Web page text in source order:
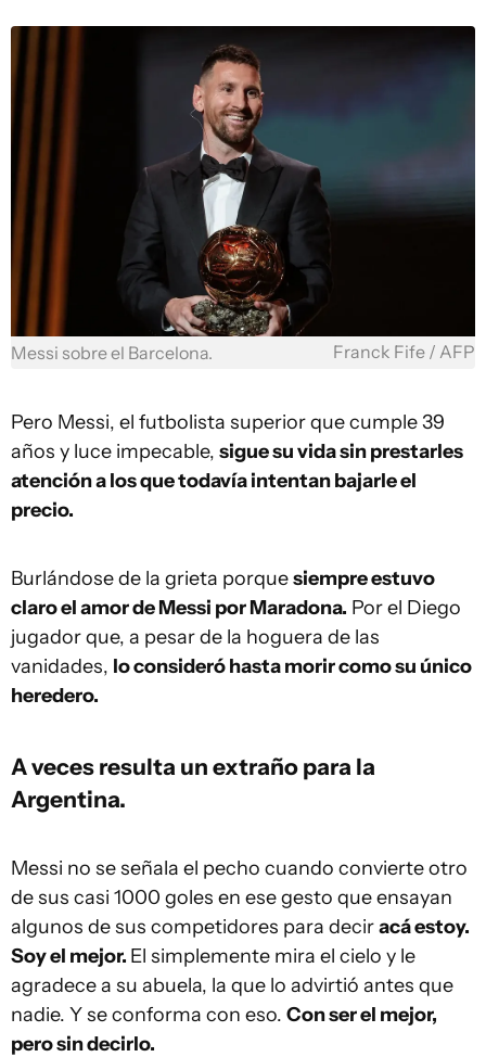
Messi sobre el Barcelona. Franck Fife / AFP
Pero Messi, el futbolista superior que cumple 39
años y luce impecable, sigue su vida sin prestarles
atención a los que todavía intentan bajarle el
precio.
Burlándose de la grieta porquesiempre estuvo
claro el amor de Messi por Maradona. Por el Diego
jugador que, a pesar de la hoguera de las
vanidades, lo consideró hasta morir como su único
heredero.
A veces resulta un extraño para la
Argentina.
Messi no se señala el pecho cuando convierte otro
de sus casi 1000 goles en ese gesto que ensayan
algunos de sus competidores para deciracá estoy.
Soy el mejor. El simplemente mira el cielo y le
agradece a su abuela, la que lo advirtió antes que
nadie. Y se conforma con eso. Con ser el mejor,
pero sin decirlo.